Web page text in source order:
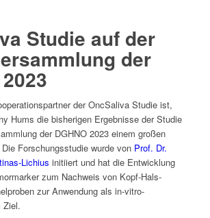
Studie auf der
der
der OncSaliva Studie ist,
Hums die bisherigen Ergebnisse der Studie
der DGHNO 2023 einem großen
Forschungsstudie wurde von Prof. Dr.
Lichius initiiert und hat die Entwicklung
zum Nachweis von Kopf-Hals-
zur Anwendung als in-vitro-
Ziel.